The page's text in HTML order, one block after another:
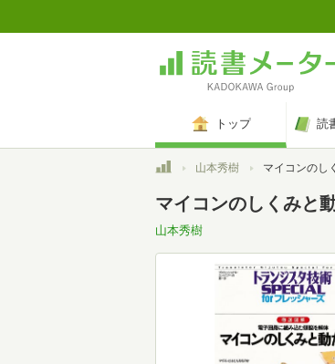
トップ 読
トップ山本秀樹 マイコンのしくみと動かし方: 徹
マイコンのしくみと
山本秀樹